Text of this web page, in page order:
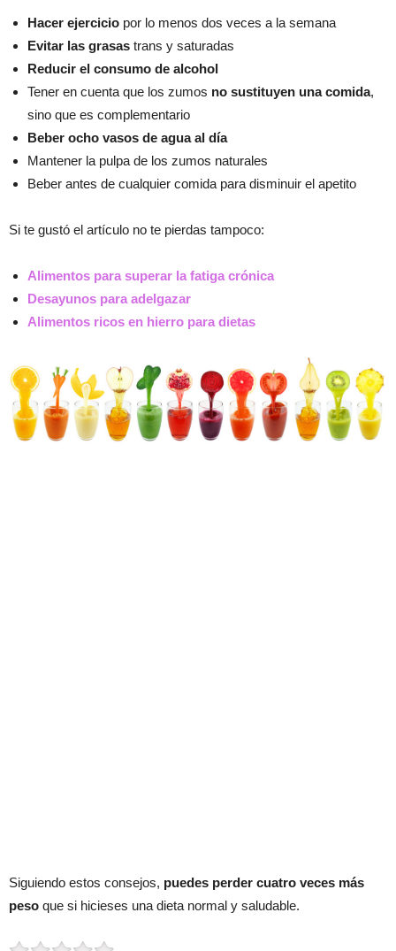
Hacer ejercicio por lo menos dos veces a la semana
Evitar las grasas trans y saturadas
Reducir el consumo de alcohol
Tener en cuenta que los zumos no sustituyen una comida,
sino que es complementario
Beber ocho vasos de agua al día
Mantener la pulpa de los zumos naturales
Beber antes de cualquier comida para disminuir el apetito
Si te gustó el artículo no te pierdas tampoco:
Alimentos para superar la fatiga crónica
Desayunos para adelgazar
Alimentos ricos en hierro para dietas
Siguiendo estos consejos, puedes perder cuatro veces más
peso que si hicieses una dieta normal y saludable.